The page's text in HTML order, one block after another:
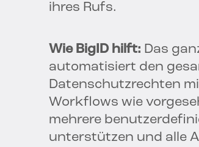
ihres Rufs.
Wie BigID hilft: Das
automatisiert den
Datenschutzrechten
Workflows wie
mehrere
unterstützen und alle